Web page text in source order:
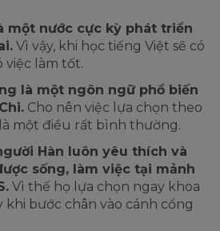
một nước cực kỳ phát triển
Vì vậy, khi học tiếng Việt sẽ có
việc làm tốt.
là một ngôn ngữ phổ biến
Cho nên việc lựa chọn theo
một điều rất bình thường.
Hàn luôn yêu thích và
sống, làm việc tại mảnh
Vì thế họ lựa chọn ngay khoa
khi bước chân vào cánh cổng